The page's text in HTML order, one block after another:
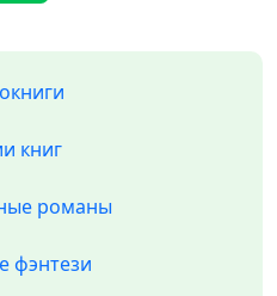
книг
романы
фэнтези